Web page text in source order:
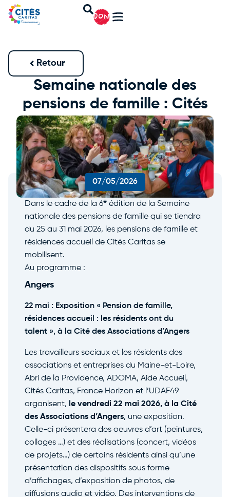
DON
Retour
Semaine nationale des
pensions de famille : Cités
Caritas se mobilise !
07/05/2026
Dans le cadre de la 6e édition de la Semaine
nationale des pensions de famille qui se tiendra
du 25 au 31 mai 2026, les pensions de famille et
résidences accueil de Cités Caritas se
mobilisent.
Au programme :
Angers
22 mai : Exposition « Pension de famille,
résidences accueil : les résidents ont du
talent », à la Cité des Associations d’Angers
Les travailleurs sociaux et les résidents des
associations et entreprises du Maine-et-Loire,
Abri de la Providence, ADOMA, Aide Accueil,
Cités Caritas, France Horizon et l’UDAF49
organisent, le vendredi 22 mai 2026, à la Cité
des Associations d’Angers, une exposition.
Celle-ci présentera des oeuvres d’art (peintures,
collages …) et des réalisations (concert, vidéos
de projets…) de certains résidents ainsi qu’une
présentation des dispositifs sous forme
d’affichages, d’exposition de photos, de
diffusions audio et vidéo. Des interventions de